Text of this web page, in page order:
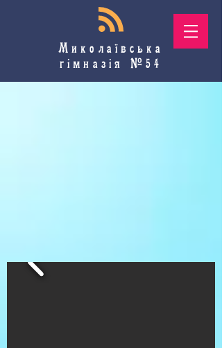
Миколаївська
гімназія №54